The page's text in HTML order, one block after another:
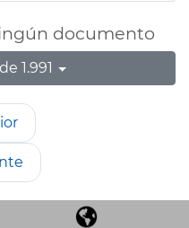
documento
1.991